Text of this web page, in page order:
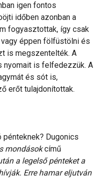
igen fontos
időben azonban a
fogyasztottak, így csak
éppen fölfüstölni és
is megszentelték. A
nyomait is felfedezzük. A
és sót is,
erőt tulajdonítottak.
Dugonics
mondásokcímű
a legelső pénteket a
Erre hamar eljutván